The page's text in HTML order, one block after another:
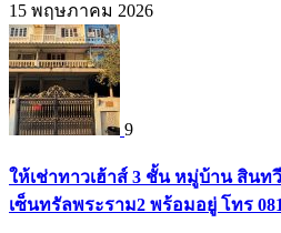
15 พฤษภาคม 2026
9
ให้เช่าทาวเฮ้าส์ 3 ชั้น หมู่บ้าน สินท
เซ็นทรัลพระราม2 พร้อมอยู่ โทร